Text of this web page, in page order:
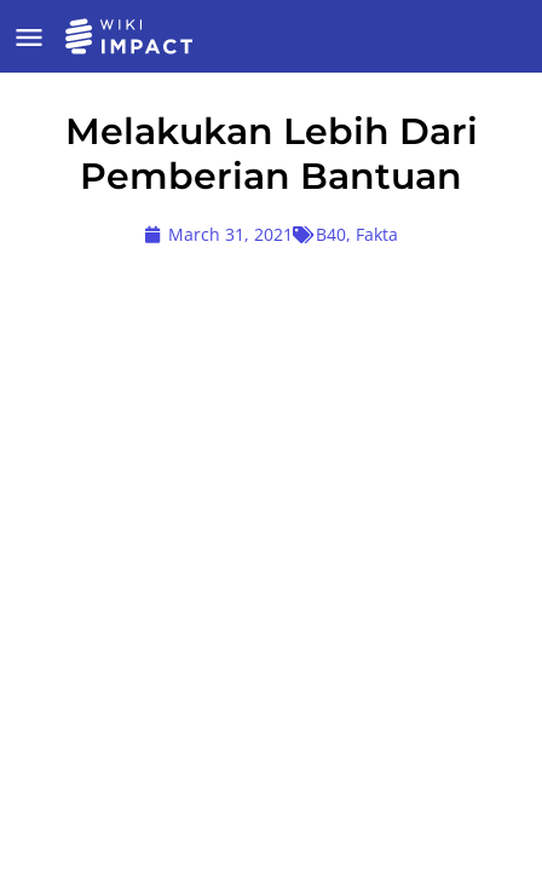
Melakukan Lebih Dari
Pemberian Bantuan
March 31, 2021 B40, Fakta